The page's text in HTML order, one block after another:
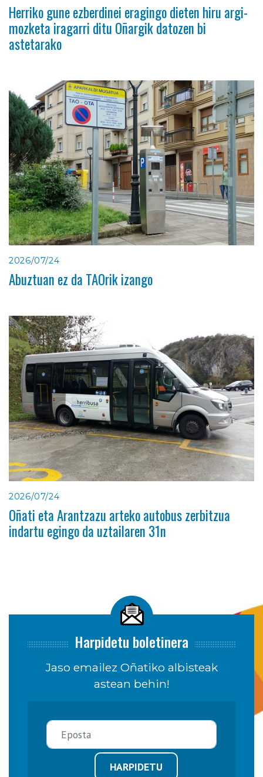
Herriko gune ezberdinei eragingo dieten hiru argi-
mozketa iragarri ditu Oñargik datozen bi
astetarako
2026/07/24
Abuztuan ez da TAOrik izango
2026/07/24
Oñati eta Arantzazu arteko autobus zerbitzua
indartu egingo da uztailaren 31n
Harpidetu boletinera
Jaso emailez Oñatiko albisteak
astean behin!
HARPIDETU